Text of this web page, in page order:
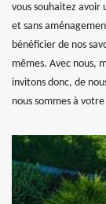
vous souhaitez avoir
et sans
bénéficier de nos
mêmes. Avec nous,
invitons donc, de
nous sommes à